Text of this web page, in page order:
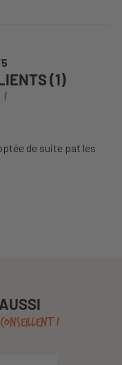
5
(1)
!
de suite pat les
!